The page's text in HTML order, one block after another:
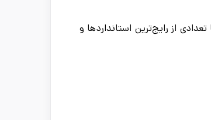
از رایج‌ترین استانداردها و